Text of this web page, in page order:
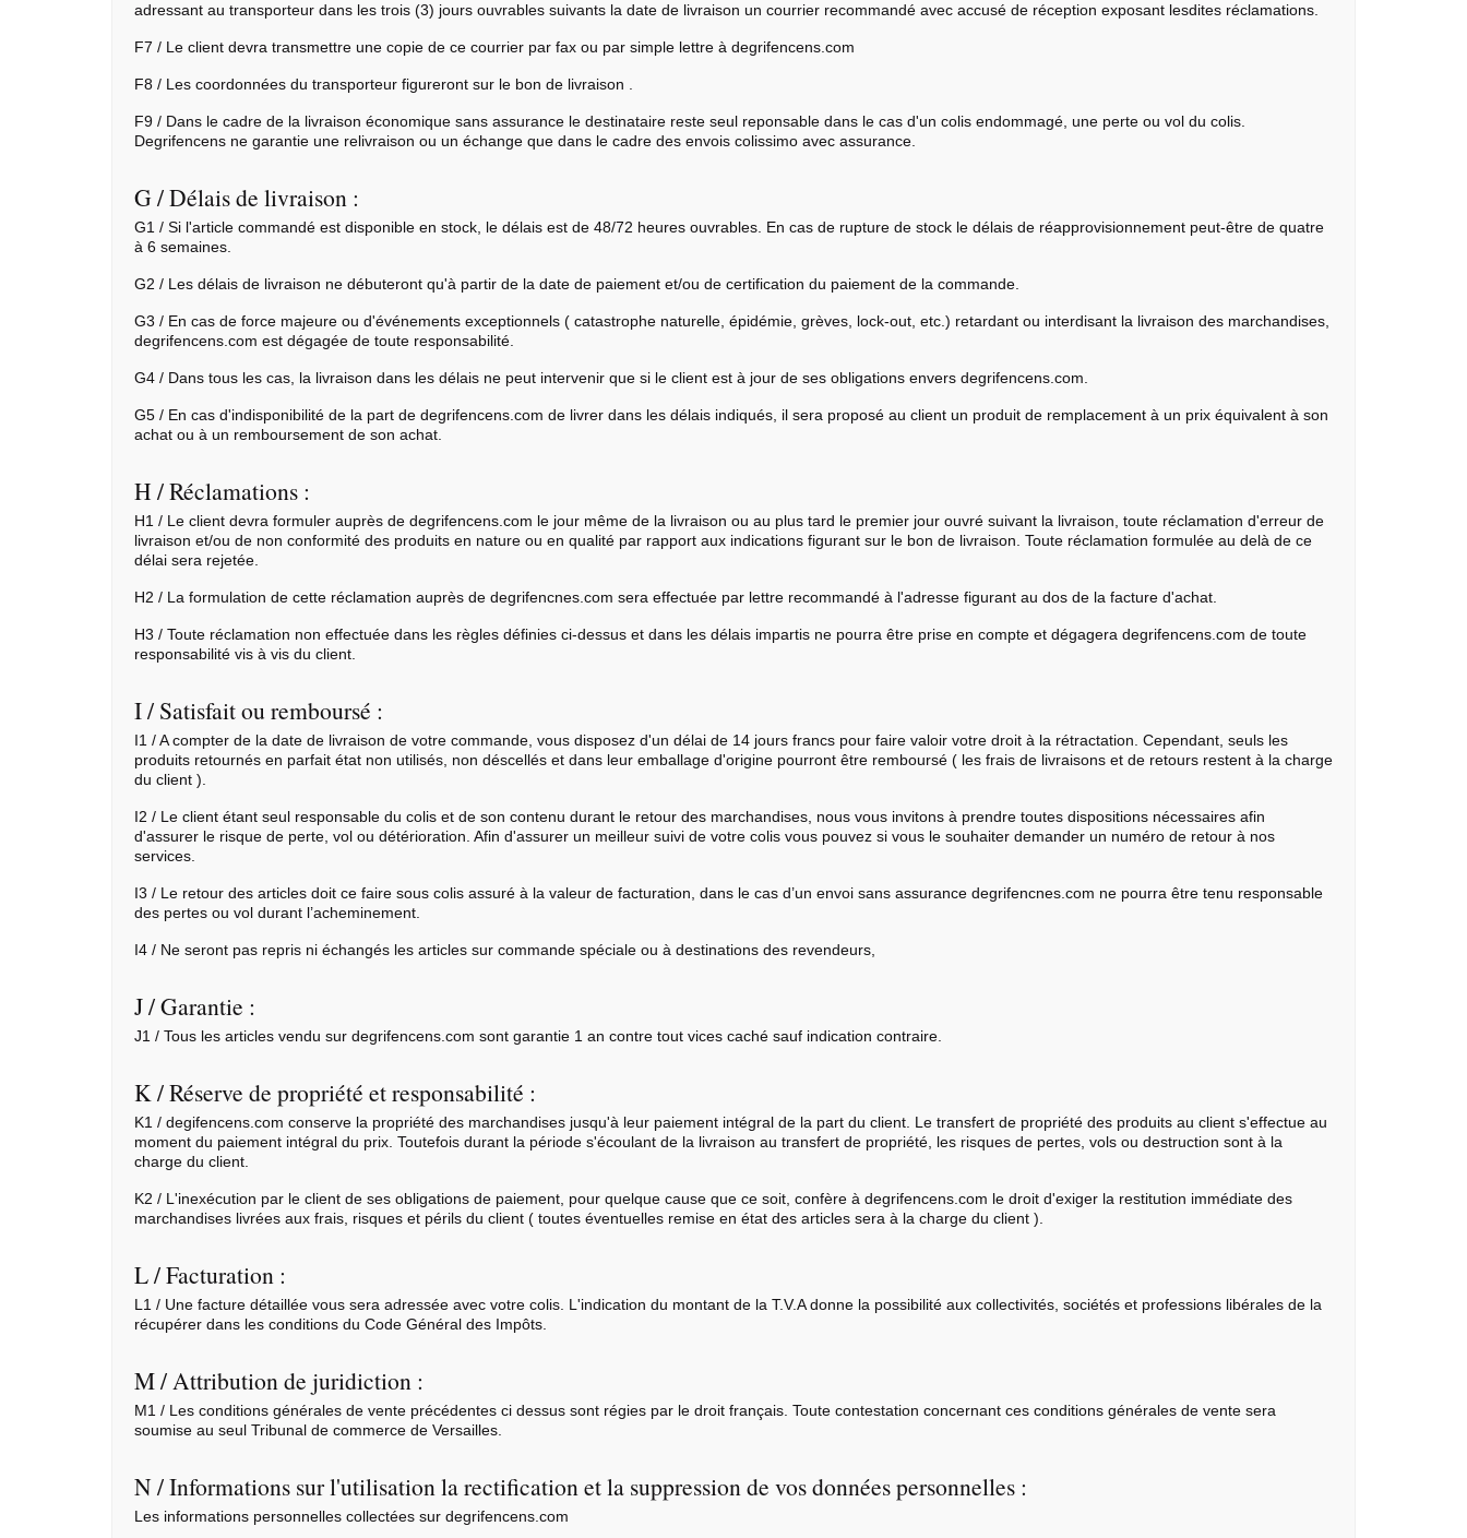
adressant au transporteur dans les trois (3) jours ouvrables suivants la date de livraison un courrier recommandé avec accusé de réception exposant lesdites réclamations.
F7 / Le client devra transmettre une copie de ce courrier par fax ou par simple lettre à degrifencens.com
F8 / Les coordonnées du transporteur figureront sur le bon de livraison .
F9 / Dans le cadre de la livraison économique sans assurance le destinataire reste seul reponsable dans le cas d'un colis endommagé, une perte ou vol du colis.
Degrifencens ne garantie une relivraison ou un échange que dans le cadre des envois colissimo avec assurance.
G / Délais de livraison :
G1 / Si l'article commandé est disponible en stock, le délais est de 48/72 heures ouvrables. En cas de rupture de stock le délais de réapprovisionnement peut-être de quatre
à 6 semaines.
G2 / Les délais de livraison ne débuteront qu'à partir de la date de paiement et/ou de certification du paiement de la commande.
G3 / En cas de force majeure ou d'événements exceptionnels ( catastrophe naturelle, épidémie, grèves, lock-out, etc.) retardant ou interdisant la livraison des marchandises,
degrifencens.com est dégagée de toute responsabilité.
G4 / Dans tous les cas, la livraison dans les délais ne peut intervenir que si le client est à jour de ses obligations envers degrifencens.com.
G5 / En cas d'indisponibilité de la part de degrifencens.com de livrer dans les délais indiqués, il sera proposé au client un produit de remplacement à un prix équivalent à son
achat ou à un remboursement de son achat.
H / Réclamations :
H1 / Le client devra formuler auprès de degrifencens.com le jour même de la livraison ou au plus tard le premier jour ouvré suivant la livraison, toute réclamation d'erreur de
livraison et/ou de non conformité des produits en nature ou en qualité par rapport aux indications figurant sur le bon de livraison. Toute réclamation formulée au delà de ce
délai sera rejetée.
H2 / La formulation de cette réclamation auprès de degrifencnes.com sera effectuée par lettre recommandé à l'adresse figurant au dos de la facture d'achat.
H3 / Toute réclamation non effectuée dans les règles définies ci-dessus et dans les délais impartis ne pourra être prise en compte et dégagera degrifencens.com de toute
responsabilité vis à vis du client.
I / Satisfait ou remboursé :
I1 / A compter de la date de livraison de votre commande, vous disposez d'un délai de 14 jours francs pour faire valoir votre droit à la rétractation. Cependant, seuls les
produits retournés en parfait état non utilisés, non déscellés et dans leur emballage d'origine pourront être remboursé ( les frais de livraisons et de retours restent à la charge
du client ).
I2 / Le client étant seul responsable du colis et de son contenu durant le retour des marchandises, nous vous invitons à prendre toutes dispositions nécessaires afin
d'assurer le risque de perte, vol ou détérioration. Afin d'assurer un meilleur suivi de votre colis vous pouvez si vous le souhaiter demander un numéro de retour à nos
services.
I3 / Le retour des articles doit ce faire sous colis assuré à la valeur de facturation, dans le cas d’un envoi sans assurance degrifencnes.com ne pourra être tenu responsable
des pertes ou vol durant l’acheminement.
I4 / Ne seront pas repris ni échangés les articles sur commande spéciale ou à destinations des revendeurs,
J / Garantie :
J1 / Tous les articles vendu sur degrifencens.com sont garantie 1 an contre tout vices caché sauf indication contraire.
K / Réserve de propriété et responsabilité :
K1 / degifencens.com conserve la propriété des marchandises jusqu'à leur paiement intégral de la part du client. Le transfert de propriété des produits au client s'effectue au
moment du paiement intégral du prix. Toutefois durant la période s'écoulant de la livraison au transfert de propriété, les risques de pertes, vols ou destruction sont à la
charge du client.
K2 / L'inexécution par le client de ses obligations de paiement, pour quelque cause que ce soit, confère à degrifencens.com le droit d'exiger la restitution immédiate des
marchandises livrées aux frais, risques et périls du client ( toutes éventuelles remise en état des articles sera à la charge du client ).
L / Facturation :
L1 / Une facture détaillée vous sera adressée avec votre colis. L'indication du montant de la T.V.A donne la possibilité aux collectivités, sociétés et professions libérales de la
récupérer dans les conditions du Code Général des Impôts.
M / Attribution de juridiction :
M1 / Les conditions générales de vente précédentes ci dessus sont régies par le droit français. Toute contestation concernant ces conditions générales de vente sera
soumise au seul Tribunal de commerce de Versailles.
N / Informations sur l'utilisation la rectification et la suppression de vos données personnelles :
Les informations personnelles collectées sur degrifencens.com